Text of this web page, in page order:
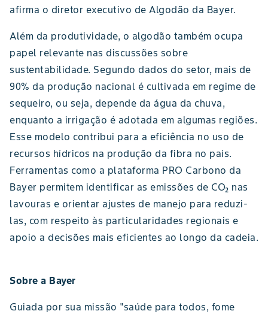
afirma o diretor executivo de Algodão da Bayer.
Além da produtividade, o algodão também ocupa
papel relevante nas discussões sobre
sustentabilidade. Segundo dados do setor, mais de
90% da produção nacional é cultivada em regime de
sequeiro, ou seja, depende da água da chuva,
enquanto a irrigação é adotada em algumas regiões.
Esse modelo contribui para a eficiência no uso de
recursos hídricos na produção da fibra no país.
Ferramentas como a plataforma PRO Carbono da
Bayer permitem identificar as emissões de CO₂ nas
lavouras e orientar ajustes de manejo para reduzi-
las, com respeito às particularidades regionais e
apoio a decisões mais eficientes ao longo da cadeia.
Sobre a Bayer
Guiada por sua missão "saúde para todos, fome